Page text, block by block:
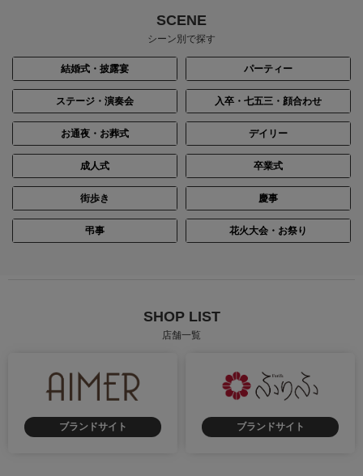
SCENE
シーン別で探す
結婚式・披露宴 パーティー
ステージ・演奏会 入卒・七五三・顔合わせ
お通夜・お葬式 デイリー
成人式 卒業式
街歩き 慶事
弔事 花火大会・お祭り
SHOP LIST
店舗一覧
ブランドサイト ブランドサイト